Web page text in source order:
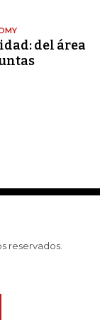
del área
reservados.